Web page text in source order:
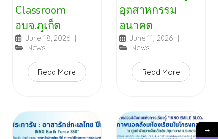
Classroom
อบจ.ภูเก็ต
June 18, 2026 |
News
Read More
อุตสาหกรรม
อนาคต
June 11, 2026 |
News
Read More
→